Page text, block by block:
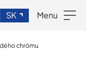
SK Menu
chrómu